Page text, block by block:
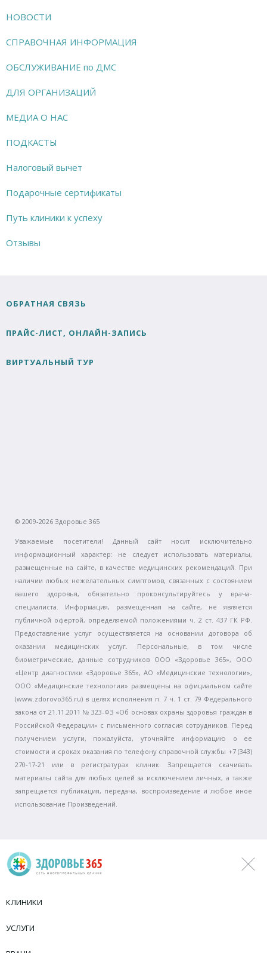
НОВОСТИ
СПРАВОЧНАЯ ИНФОРМАЦИЯ
ОБСЛУЖИВАНИЕ по ДМС
ДЛЯ ОРГАНИЗАЦИЙ
МЕДИА О НАС
ПОДКАСТЫ
Налоговый вычет
Подарочные сертификаты
Путь клиники к успеху
Отзывы
ОБРАТНАЯ СВЯЗЬ
ПРАЙС-ЛИСТ, ОНЛАЙН-ЗАПИСЬ
ВИРТУАЛЬНЫЙ ТУР
© 2009-2026 Здоровье 365
Уважаемые посетители! Данный сайт носит исключительно
информационный характер: не следует использовать материалы,
размещенные на сайте, в качестве медицинских рекомендаций. При
наличии любых нежелательных симптомов, связанных с состоянием
вашего здоровья, обязательно проконсультируйтесь у врача-
специалиста. Информация, размещенная на сайте, не является
публичной офертой, определяемой положениями ч. 2 ст. 437 ГК РФ.
Предоставление услуг осуществляется на основании договора об
оказании медицинских услуг. Персональные, в том числе
биометрические, данные сотрудников ООО «Здоровье 365», ООО
«Центр диагностики «Здоровье 365», АО «Медицинские технологии»,
ООО «Медицинские технологии» размещены на официальном сайте
(www.zdorovo365.ru) в целях исполнения п. 7 ч. 1 ст. 79 Федерального
закона от 21.11.2011 № 323-ФЗ «Об основах охраны здоровья граждан в
Российской Федерации» с письменного согласия сотрудников. Перед
получением услуги, пожалуйста, уточняйте информацию о ее
стоимости и сроках оказания по телефону справочной службы +7 (343)
270-17-21 или в регистратурах клиник. Запрещается скачивать
материалы сайта для любых целей за исключением личных, а также
запрещается публикация, передача, воспроизведение и любое иное
использование Произведений.
КЛИНИКИ
УСЛУГИ